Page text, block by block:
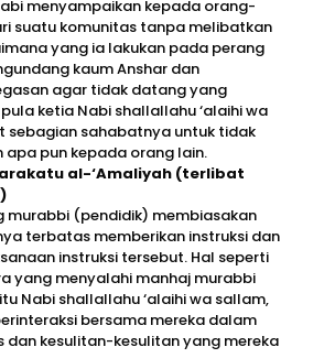
menyampaikan kepada orang-
suatu komunitas tanpa melibatkan
yang ia lakukan pada perang
kaum Anshar dan
agar tidak datang yang
ketia Nabi shallallahu ‘alaihi wa
sebagian sahabatnya untuk tidak
pun kepada orang lain.
al-‘Amaliyah (terlibat
murabbi (pendidik) membiasakan
terbatas memberikan instruksi dan
instruksi tersebut. Hal seperti
yang menyalahi manhaj murabbi
Nabi shallallahu ‘alaihi wa sallam,
bersama mereka dalam
dan kesulitan-kesulitan yang mereka